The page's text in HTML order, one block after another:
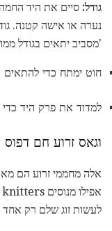
גודל:
'מסביב יתאים בגודל
חוט ימתח כדי להתאים
למדוד את פרק היד כדי
וגאס זרוע חם דפוס
אלה מחממי זרוע הם
לעשות זוג שלם רק אחד